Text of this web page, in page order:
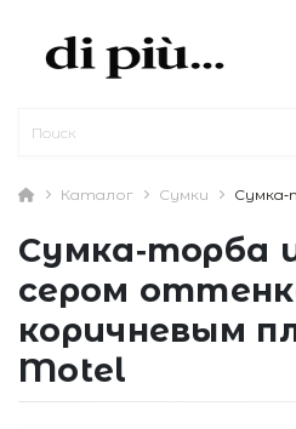
Каталог Сумки
Сумка‑торба
сером
коричневым
Motel